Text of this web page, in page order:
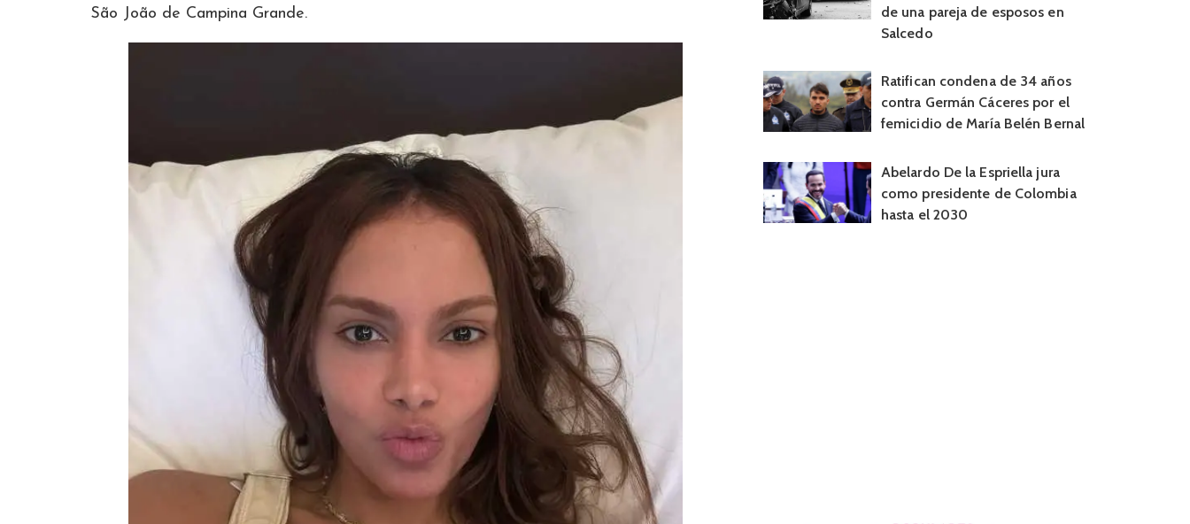
São João de Campina Grande.
de una pareja de esposos en
Salcedo
Ratifican condena de 34 años
contra Germán Cáceres por el
femicidio de María Belén Bernal
Abelardo De la Espriella jura
como presidente de Colombia
hasta el 2030